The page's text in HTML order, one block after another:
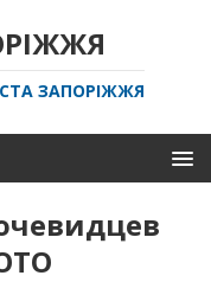
ЗАПОРІЖЖЯ